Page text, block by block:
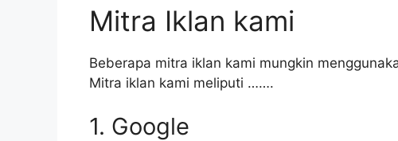
Mitra Iklan kami
Beberapa mitra iklan kami mungkin
Mitra iklan kami meliputi …….
1. Google